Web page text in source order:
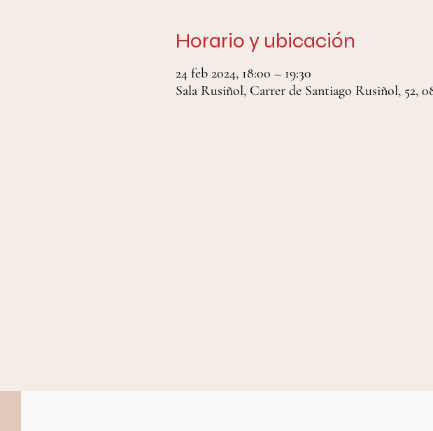
Horario y ubicación
24 feb 2024, 18:00 – 19:30
Sala Rusiñol, Carrer de Santiago Rusiñol, 52,